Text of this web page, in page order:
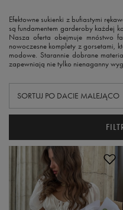
Efektowne sukienki z bufiastymi
są fundamentem garderoby każdej
Nasza oferta obejmuje mnóstwo
nowoczesne komplety z gorsetami,
modowe. Starannie dobrane
zapewniają nie tylko nienaganny
ZMIEŃ SORTOWANIE
SORTUJ PO DACIE MALEJĄCO